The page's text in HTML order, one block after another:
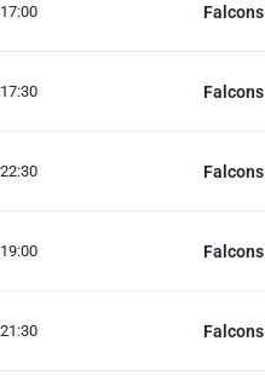
Falcons
Falcons
Falcons
Falcons
Falcons